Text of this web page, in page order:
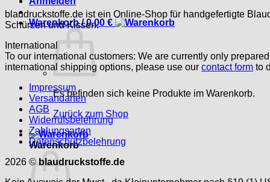
Warenkorb /0,00 €
Es befinden sich keine Produkte im Warenkorb.
Zurück zum Shop
Warenkorb
blaudruckstoffe.de ist ein Online-Shop für handgefertigte
Schürzen und Kissen.
International
To our international customers: We are currently only
international shipping options, please use our contact form to
Impressum
Versandarten
AGB
Widerrufsbelehrung
Zahlungsarten
Datenschutzbelehrung
2026 © blaudruckstoffe.de